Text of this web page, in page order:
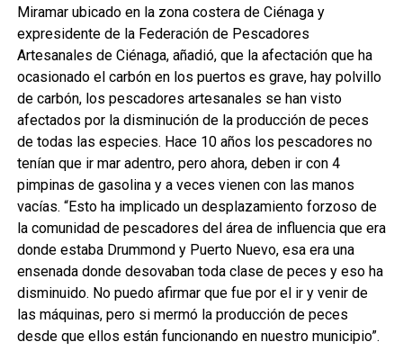
Miramar ubicado en la zona costera de Ciénaga y
expresidente de la Federación de Pescadores
Artesanales de Ciénaga, añadió, que la afectación que ha
ocasionado el carbón en los puertos es grave, hay polvillo
de carbón, los pescadores artesanales se han visto
afectados por la disminución de la producción de peces
de todas las especies. Hace 10 años los pescadores no
tenían que ir mar adentro, pero ahora, deben ir con 4
pimpinas de gasolina y a veces vienen con las manos
vacías. “Esto ha implicado un desplazamiento forzoso de
la comunidad de pescadores del área de influencia que era
donde estaba Drummond y Puerto Nuevo, esa era una
ensenada donde desovaban toda clase de peces y eso ha
disminuido. No puedo afirmar que fue por el ir y venir de
las máquinas, pero si mermó la producción de peces
desde que ellos están funcionando en nuestro municipio”.